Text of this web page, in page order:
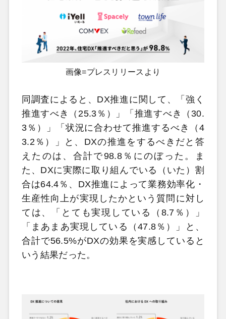
画像=プレスリリースより
同調査によると、DX推進に関して、「強く
推進すべき（25.3％）」「推進すべき（30.
3％）」「状況に合わせて推進するべき（4
3.2％）」と、DXの推進をするべきだと答
えたのは、合計で98.8％にのぼった。ま
た、DXに実際に取り組んでいる（いた）割
合は64.4％、DX推進によって業務効率化・
生産性向上が実現したかという質問に対し
ては、「とても実現している（8.7％）」
「まあまあ実現している（47.8％）」と、
合計で56.5%がDXの効果を実感していると
いう結果だった。